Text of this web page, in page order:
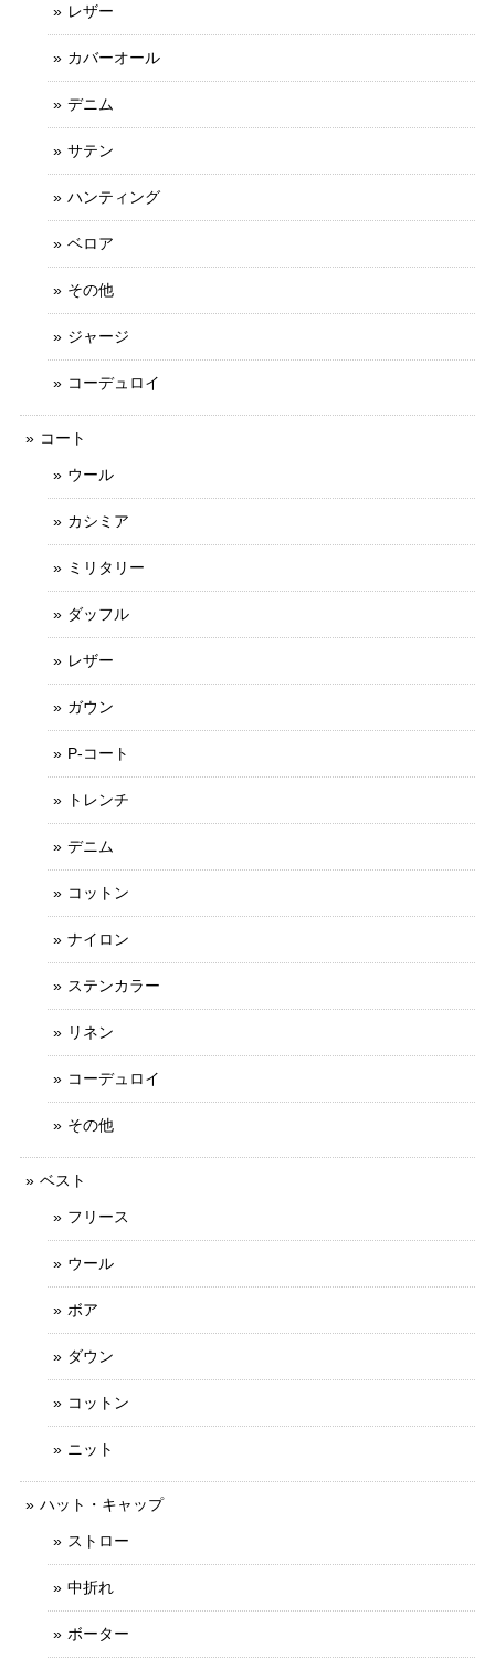
レザー
カバーオール
デニム
サテン
ハンティング
ベロア
その他
ジャージ
コーデュロイ
コート
ウール
カシミア
ミリタリー
ダッフル
レザー
ガウン
P-コート
トレンチ
デニム
コットン
ナイロン
ステンカラー
リネン
コーデュロイ
その他
ベスト
フリース
ウール
ボア
ダウン
コットン
ニット
ハット・キャップ
ストロー
中折れ
ボーター